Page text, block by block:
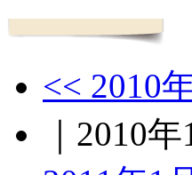
<< 2010
｜2010年